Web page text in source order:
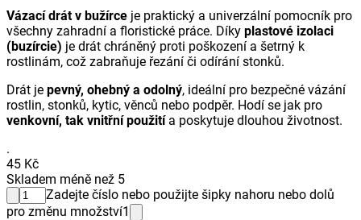
Vázací drát v bužírce je praktický a univerzální pomocník pro
všechny zahradní a floristické práce. Díky plastové izolaci
(buzírcie) je drát chráněný proti poškození a šetrný k
rostlinám, což zabraňuje řezání či odírání stonků.
Drát je pevný, ohebný a odolný, ideální pro bezpečné vázání
rostlin, stonků, kytic, věnců nebo podpěr. Hodí se jak pro
venkovní, tak vnitřní použitía poskytuje dlouhou životnost.
.
45 Kč
Skladem méně než 5
Zadejte číslo nebo použijte šipky nahoru nebo dolů
pro změnu množství1